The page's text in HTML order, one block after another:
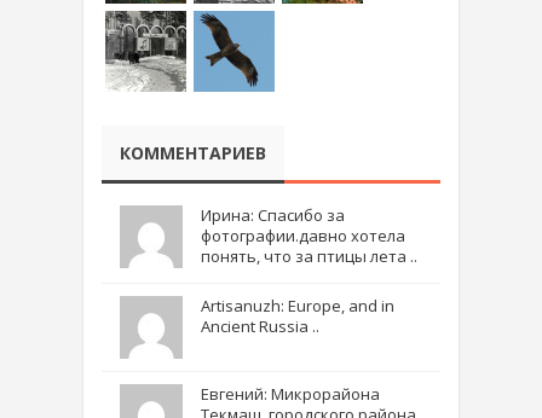
КОММЕНТАРИЕВ
Ирина: Спасибо за
фотографии.давно хотела
понять, что за птицы лета ..
Artisanuzh: Europe, and in
Ancient Russia ..
Евгений: Микрорайона